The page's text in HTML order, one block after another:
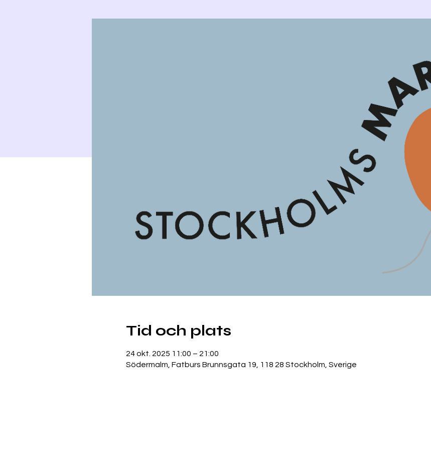
Tid och plats
24 okt. 2025 11:00 – 21:00
Södermalm, Fatburs Brunnsgata 19, 118 28 Stockholm, Sverige